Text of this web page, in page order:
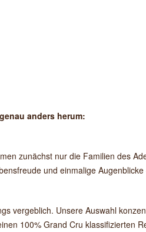
anders herum:
zunächst nur die Familien des
und einmalige Augenblicke
vergeblich. Unsere Auswahl
100% Grand Cru klassifizierten